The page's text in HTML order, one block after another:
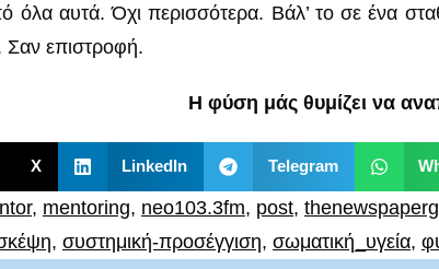
όλα αυτά. Όχι περισσότερα. Βάλ’ το σε ένα
επιστροφή.
Η φύση μάς θυμίζει να
X LinkedIn Telegram
, mentoring, neo103.3fm, post,
, συστημική-προσέγγιση, σωματική_υγεία,